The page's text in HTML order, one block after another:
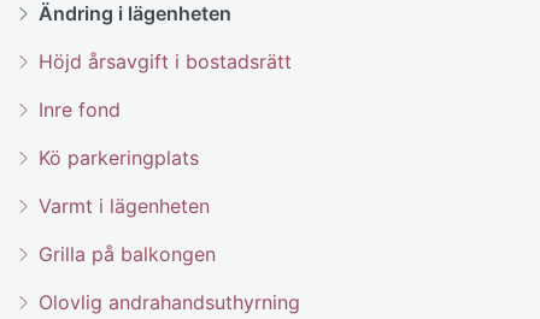
Ändring i lägenheten
Höjd årsavgift i bostadsrätt
Inre fond
Kö parkeringplats
Varmt i lägenheten
Grilla på balkongen
Olovlig andrahandsuthyrning